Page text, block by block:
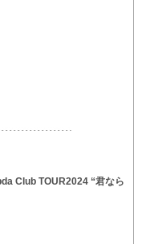
Club TOUR2024 “君なら